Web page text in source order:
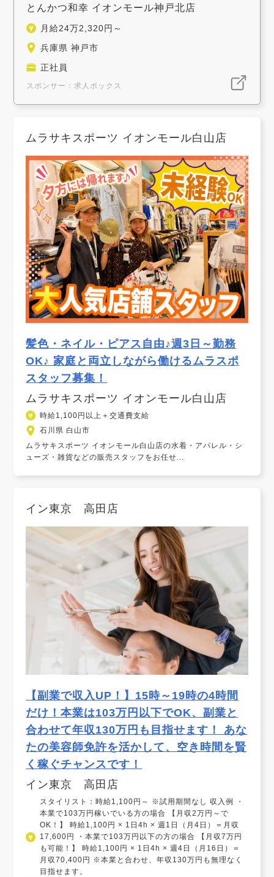
とんかつ和幸 イオンモール神戸北店
月給24万2,320円～
兵庫県 神戸市
正社員
スポンサー：求人ボックス
ムラサキスポーツ イオンモール白山店
髪色・ネイル・ピアス自由♪週3日～勤務
OK♪ 家庭と両立しながら働けるムラスポ
スタッフ募集！
ムラサキスポーツ イオンモール白山店
時給1,100円以上＋交通費支給
石川県 白山市
ムラサキスポーツ イオンモール白山店の水着・アパレル・シ
ューズ・雑貨などの販売スタッフをお任せ...
イン東京 高田店
【副業で収入UP！】15時～19時の4時間
だけ！本業は103万円以下でOK、副業と
合わせて年収130万円も目指せます！ あな
たの美容師免許を活かして、空き時間を賢
く稼ぐチャンスです！
イン東京 高田店
スタイリスト：時給1,100円～ ※試用期間なし 収入例 ・
本業で103万円稼いでいる方の場合 【月収2万円～で
OK！】 時給1,100円 × 1日4h × 週1日（月4日）＝月収
17,600円 ・本業で103万円以下の方の場合 【月収7万円
も可能！】 時給1,100円 × 1日4h × 週4日（月16日）＝
月収70,400円 ※本業と合わせ、年収130万円も無理なく
目指せます。